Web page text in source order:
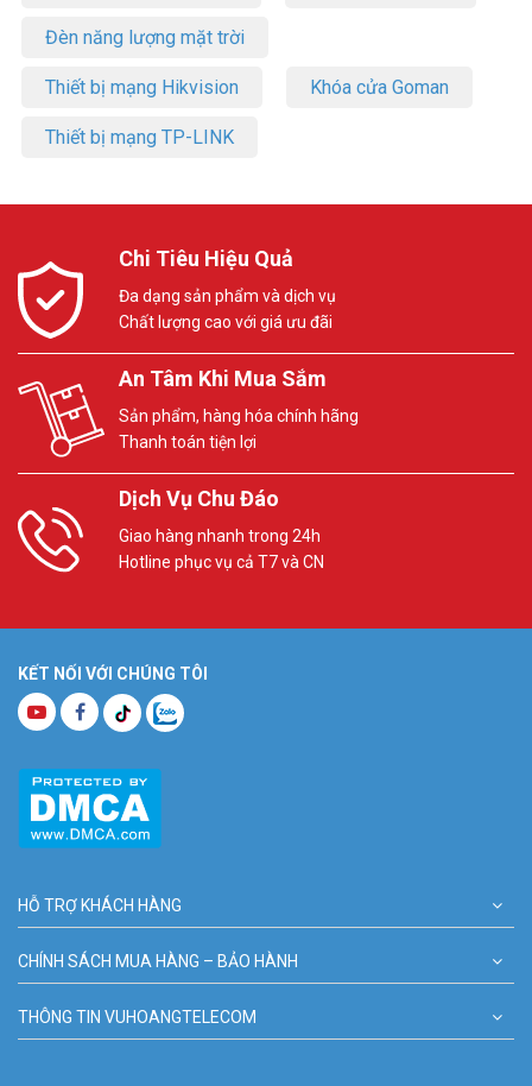
Đèn năng lượng mặt trời
Thiết bị mạng Hikvision Khóa cửa Goman
Thiết bị mạng TP-LINK
Chi Tiêu Hiệu Quả
Đa dạng sản phẩm và dịch vụ
Chất lượng cao với giá ưu đãi
An Tâm Khi Mua Sắm
Sản phẩm, hàng hóa chính hãng
Thanh toán tiện lợi
Dịch Vụ Chu Đáo
Giao hàng nhanh trong 24h
Hotline phục vụ cả T7 và CN
KẾT NỐI VỚI CHÚNG TÔI
HỖ TRỢ KHÁCH HÀNG
CHÍNH SÁCH MUA HÀNG – BẢO HÀNH
THÔNG TIN VUHOANGTELECOM